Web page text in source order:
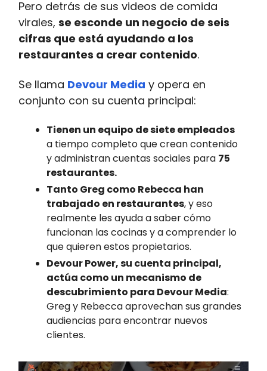
Pero detrás de sus videos de comida
virales, se esconde un negocio de seis
cifras que está ayudando a los
restaurantes a crear contenido.
Se llama Devour Media y opera en
conjunto con su cuenta principal:
Tienen un equipo de siete empleados
a tiempo completo que crean contenido
y administran cuentas sociales para 75
restaurantes.
Tanto Greg como Rebecca han
trabajado en restaurantes, y eso
realmente les ayuda a saber cómo
funcionan las cocinas y a comprender lo
que quieren estos propietarios.
Devour Power, su cuenta principal,
actúa como un mecanismo de
descubrimiento para Devour Media:
Greg y Rebecca aprovechan sus grandes
audiencias para encontrar nuevos
clientes.